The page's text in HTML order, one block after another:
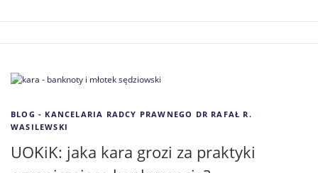
EN | DE
BLOG - KANCELARIA RADCY PRAWNEGO DR RAFAŁ R.
WASILEWSKI
UOKiK: jaka kara grozi za praktyki